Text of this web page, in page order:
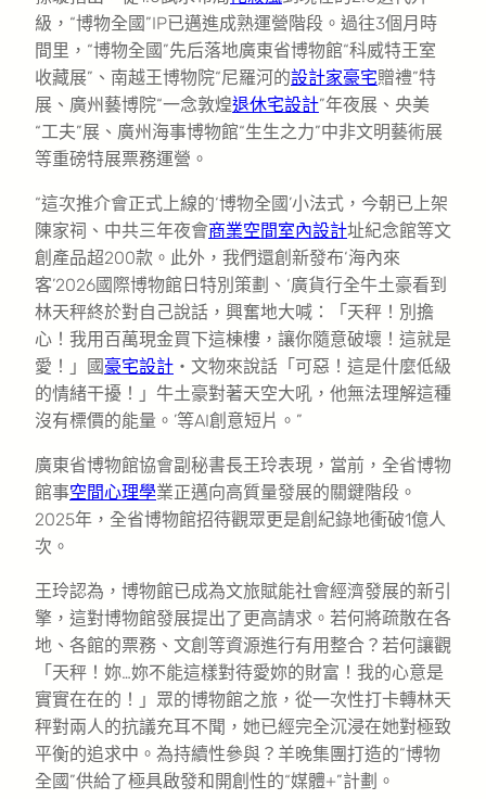
級，“博物全國”IP已邁進成熟運營階段。過往3個月時
間里，“博物全國”先后落地廣東省博物館“科威特王室
收藏展”、南越王博物院“尼羅河的設計家豪宅贈禮”特
展、廣州藝博院“一念敦煌退休宅設計”年夜展、央美
“工夫”展、廣州海事博物館“生生之力”中非文明藝術展
等重磅特展票務運營。
“這次推介會正式上線的‘博物全國’小法式，今朝已上架
陳家祠、中共三年夜會商業空間室內設計址紀念館等文
創產品超200款。此外，我們還創新發布‘海內來
客’2026國際博物館日特別策劃、‘廣貨行全牛土豪看到
林天秤終於對自己說話，興奮地大喊：「天秤！別擔
心！我用百萬現金買下這棟樓，讓你隨意破壞！這就是
愛！」國豪宅設計 ・文物來說話「可惡！這是什麼低級
的情緒干擾！」牛土豪對著天空大吼，他無法理解這種
沒有標價的能量。’等AI創意短片。”
廣東省博物館協會副秘書長王玲表現，當前，全省博物
館事空間心理學業正邁向高質量發展的關鍵階段。
2025年，全省博物館招待觀眾更是創紀錄地衝破1億人
次。
王玲認為，博物館已成為文旅賦能社會經濟發展的新引
擎，這對博物館發展提出了更高請求。若何將疏散在各
地、各館的票務、文創等資源進行有用整合？若何讓觀
「天秤！妳…妳不能這樣對待愛妳的財富！我的心意是
實實在在的！」眾的博物館之旅，從一次性打卡轉林天
秤對兩人的抗議充耳不聞，她已經完全沉浸在她對極致
平衡的追求中。為持續性參與？羊晚集團打造的“博物
全國”供給了極具啟發和開創性的“媒體+”計劃。